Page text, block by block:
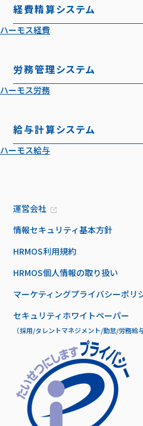
経費精算システム
ハーモス経費
労務管理システム
ハーモス労務
給与計算システム
ハーモス給与
運営会社
情報セキュリティ基本方針
HRMOS利用規約
HRMOS個人情報の取り扱い
マーケティングプライバシーポリ
セキュリティホワイトペーパー
（採用/タレントマネジメント/勤怠/労務給与